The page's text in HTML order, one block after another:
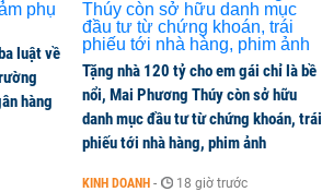
vẫn được chuyển nhượng
nào có tiềm năng dẫn sóng?
luật về
hàng
Tặng nhà 120 tỷ cho em gái chỉ là bề
nổi, Mai Phương Thúy còn sở hữu
danh mục đầu tư từ chứng khoán, trái
phiếu tới nhà hàng, phim ảnh
KINH DOANH - 18 giờ trước